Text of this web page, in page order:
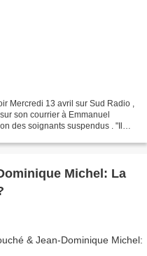
Mercredi 13 avril sur Sud Radio ,
son courrier à Emmanuel
des soignants suspendus . "Il
Michel: La